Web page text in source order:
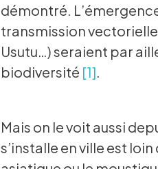
démontré.
transmission
Usutu…) seraient par
biodiversité [1].
Mais on le voit aussi
s’installe en ville est